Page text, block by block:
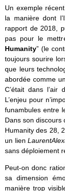
Un exemple
la manière dont
rapport de 2018,
pas pour le
Humanity” (le
toujours sourire
que leurs
abordée comme
C’était dans l’air
L’enjeu pour
funambules entre
Dans son discours
Humanity des 28,
un lien
sans déploiement
Peut-on donc
sa dimension
manière trop